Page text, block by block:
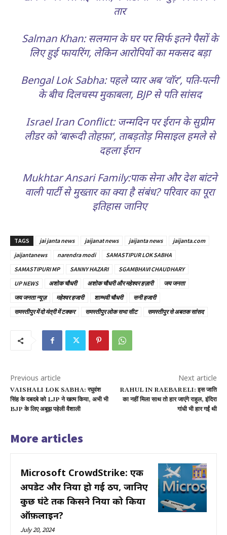
तार
Salman Khan: सलमान के घर पर सिर्फ इतने पैसों के
लिए हुई फायरिंग, लेकिन आरोपियों का मकसद बड़ा
Bengal Lok Sabha: पहले प्यार अब ‘वॉर’, पति-पत्नी
के बीच दिलचस्प मुकाबला, BJP से पति सांसद
Israel Iran Conflict: जन्मदिन पर ईरान के सुप्रीम
लीडर को ‘बारूदी तोहफ़ा’, ताबड़तोड़ मिसाइल हमले से
दहला ईरान
Mukhtar Ansari Family:पाक सेना और देश बांटने
वाली पार्टी से मुख्तार का क्या है संबंध? परिवार का पूरा
इतिहास जानिए
TAGS jai janta news jaijanat news jaijanta news
jaijanta.com
jaijantanews
narendra modi
SAMASTIPUR LOK SABHA
SAMASTIPURI MP
SANNY HAZARI
SGAMBHAVI CHAUDHARY
UP NEWS
अशोक चौधरी अशोक चौधरी और महेश्वर हज़ारी
जय जनता
जय जनता न्यूज़
महेश्वर हजारी शाम्भवी चौधरी
सनी हजारी
समस्तीपुर में दो मंत्री में टक्कर
समस्तीपुर लोक सभा सीट समस्तीपुर से अबतक सांसद
Previous article
VAISHALI LOK SABHA: रघुवंश
सिंह के दबदबे को LJP ने खत्म किया, अभी भी
BJP के लिए अबूझ पहेली वैशाली
Next article
RAHUL IN RAEBARELI: इस जाति
का नहीं मिला साथ तो हार जाएंगे राहुल, इंदिरा
गांधी भी हार गईं थी
More articles
Microsoft CrowdStrike: एक
अपडेट और दुनिया हो गई ठप, जानिए
कुछ घंटे तक किसने दुनिया को किया
ऑफ़लाइन?
July 20, 2024